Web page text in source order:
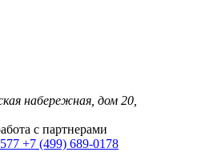
набережная, дом 20,
с партнерами
+7 (499) 689-0178